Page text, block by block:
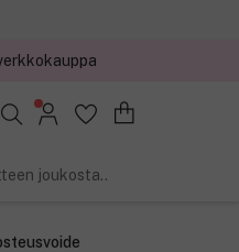
joukosta..